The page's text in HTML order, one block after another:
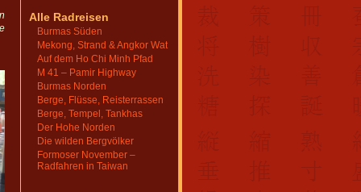
Alle Radreisen
Burmas Süden
Mekong, Strand & Angkor Wat
Auf dem Ho Chi Minh Pfad
M 41 – Pamir Highway
Burmas Norden
Berge, Flüsse, Reisterrassen
Berge, Tempel, Tankhas
Der Hohe Norden
Die wilden Bergvölker
Formoser November –
Radfahren in Taiwan